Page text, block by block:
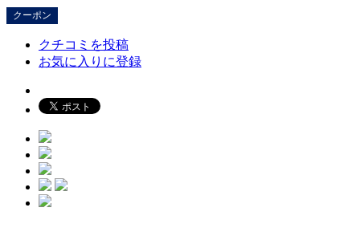
クーポン
クチコミを投稿
お気に入りに登録